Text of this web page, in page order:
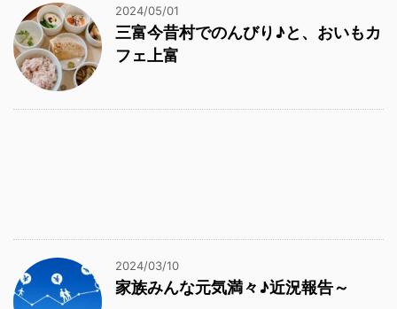
2024/05/01
三富今昔村でのんびり♪と、おいもカ
フェ上富
2024/03/10
家族みんな元気満々♪近況報告～